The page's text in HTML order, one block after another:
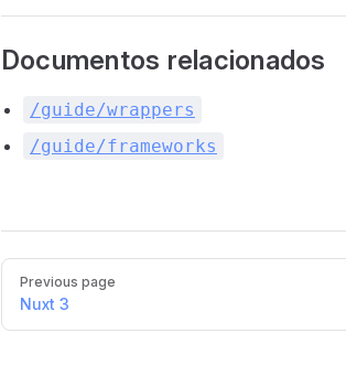
Documentos relacionados
/guide/wrappers
/guide/frameworks
PagerPrevious page
Nuxt 3